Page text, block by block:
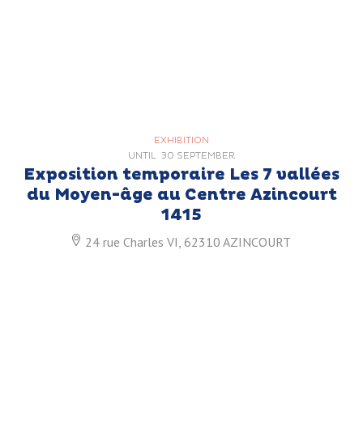
EXHIBITION
UNTIL 30 SEPTEMBER
Exposition temporaire Les 7 vallées
du Moyen-âge au Centre Azincourt
1415
24 rue Charles VI, 62310 AZINCOURT